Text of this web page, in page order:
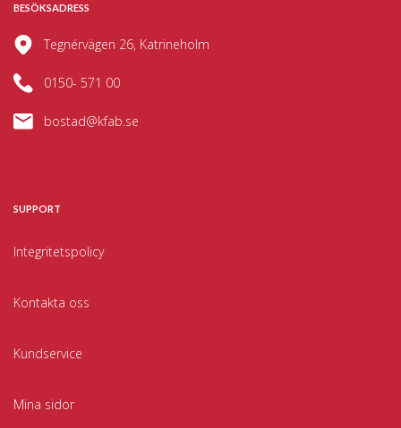
BESÖKSADRESS
Tegnérvägen 26, Katrineholm
0150- 571 00
bostad@kfab.se
SUPPORT
Integritetspolicy
Kontakta oss
Kundservice
Mina sidor